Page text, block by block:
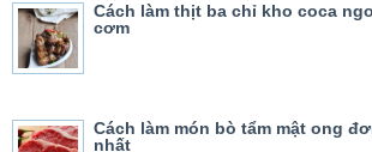
Cách làm thịt ba chỉ kho coca
cơm
Cách làm món bò tẩm mật ong
nhất